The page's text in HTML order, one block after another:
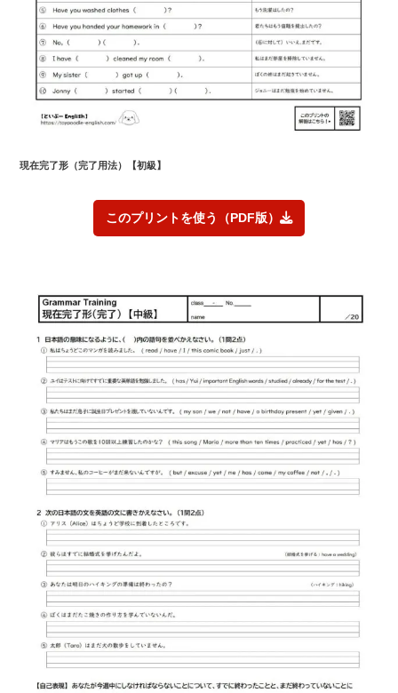
現在完了形（完了用法）【初級】
このプリントを使う（PDF版）